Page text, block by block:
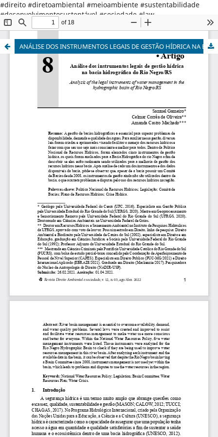
#direito #diretoambiental #meioambiente #sustentabilidade
#desenvolvimentosustentável #sociedade #law
#environmentallaw #environment #sustainabledevelopment
#society
ANÁLISE DOS INSTRUMENTOS LEGAIS DE GESTÃO HÍDRICA NA BACIA HIDROGRÁFICA DO RIO NEGRO - RS